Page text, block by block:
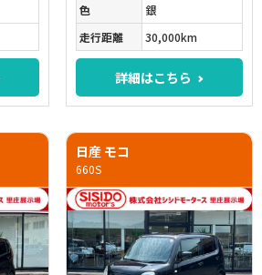
色
銀
走行距離
30,000km
詳細はこちら
日産 モコ
660S